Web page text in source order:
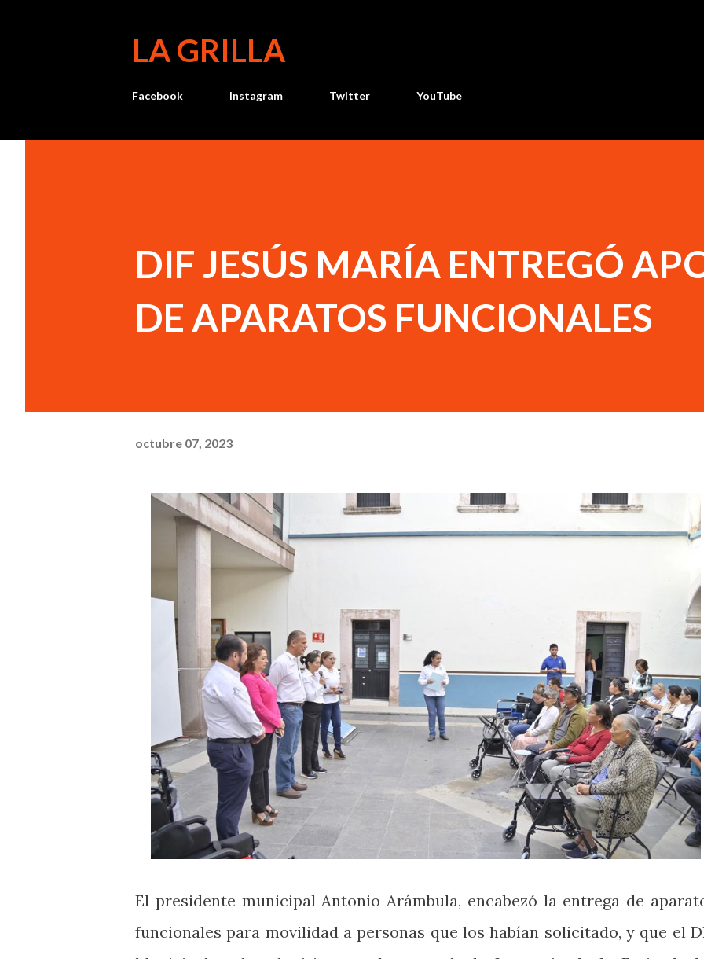
LA GRILLA
Facebook Instagram Twitter YouTube
DIF JESÚS MARÍA ENTREGÓ
DE APARATOS FUNCIONALES
octubre 07, 2023
El presidente municipal Antonio Arámbula, encabezó la entrega de
funcionales para movilidad a personas que los habían solicitado, y que el